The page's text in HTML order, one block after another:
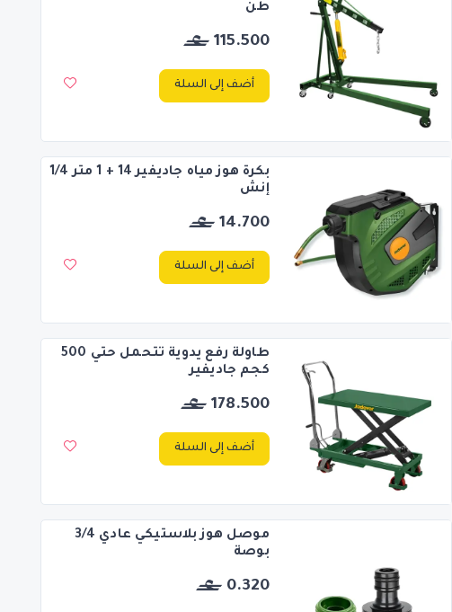
طن
115.500
أضف إلى السلة
بكرة هوز مياه جاديفير 14 + 1 متر 1/4
إنش
14.700
أضف إلى السلة
طاولة رفع يدوية تتحمل حتي 500
كجم جاديفير
178.500
أضف إلى السلة
موصل هوز بلاستيكي عادي 3/4
بوصة
0.320